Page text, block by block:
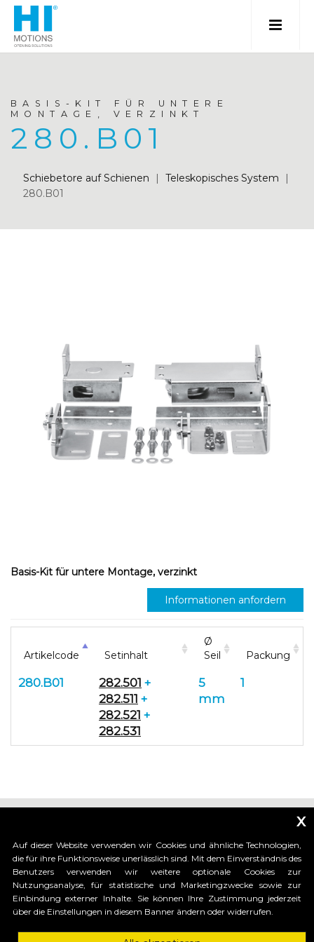
BASIS-KIT FÜR UNTERE
MONTAGE, VERZINKT
280.B01
Schiebetore auf Schienen | Teleskopisches System
|
280.B01
Basis-Kit für untere Montage, verzinkt
Informationen anfordern
Artikelcode Setinhalt
Ø
Seil
Packung
280.B01 282.501 +
282.511 +
282.521 +
282.531
5
mm
1
_____________________________
HI-MOTIONS S.r.l.
x
Auf dieser Website verwenden wir Cookies und ähnliche Technologien,
die für ihre Funktionsweise unerlässlich sind. Mit dem Einverständnis des
Benutzers verwenden wir weitere optionale Cookies zur
Nutzungsanalyse, für statistische und Marketingzwecke sowie zur
Einbindung externer Inhalte. Sie können Ihre Zustimmung jederzeit
über die Einstellungen in diesem Banner ändern oder widerrufen.